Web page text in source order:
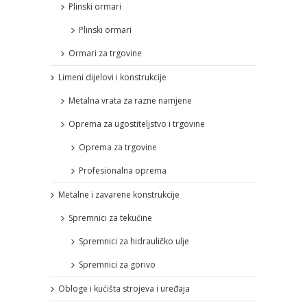
Plinski ormari
Plinski ormari
Ormari za trgovine
Limeni dijelovi i konstrukcije
Metalna vrata za razne namjene
Oprema za ugostiteljstvo i trgovine
Oprema za trgovine
Profesionalna oprema
Metalne i zavarene konstrukcije
Spremnici za tekućine
Spremnici za hidrauličko ulje
Spremnici za gorivo
Obloge i kućišta strojeva i uređaja